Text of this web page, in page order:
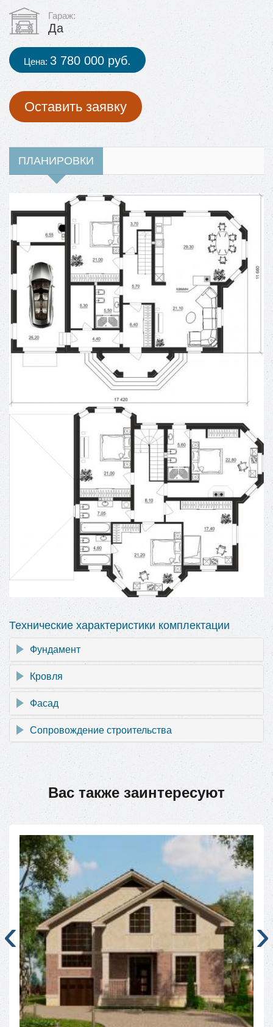
Гараж:
Да
Цена: 3 780 000 руб.
Оставить заявку
ПЛАНИРОВКИ
Технические характеристики комплектации
Фундамент
Кровля
Фасад
Сопровождение строительства
Вас также заинтересуют
‹ ›